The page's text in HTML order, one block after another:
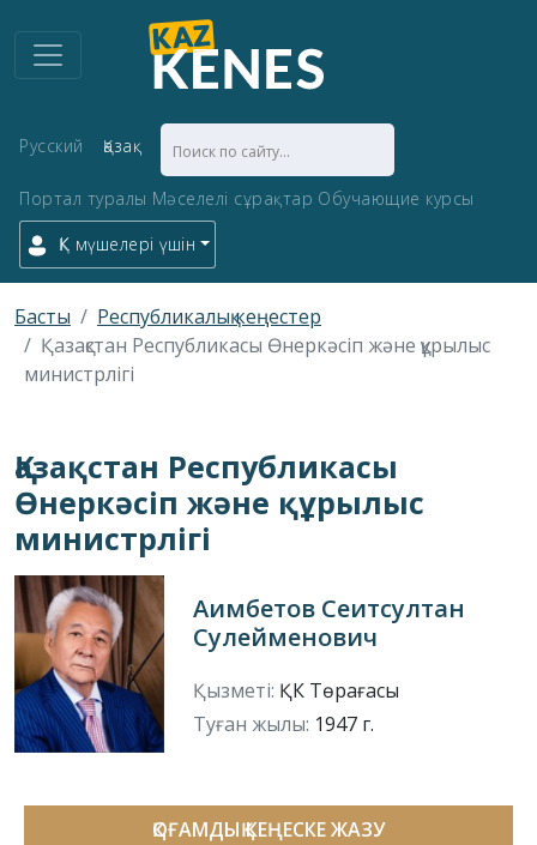
Русский Қазақ
Портал туралы Мәселелі сұрақтар Обучающие курсы
ҚК мүшелері үшін
Басты
Республикалық кеңестер
Қазақстан Республикасы Өнеркәсіп және құрылыс
министрлігі
Қазақстан Республикасы
Өнеркәсіп және құрылыс
министрлігі
Аимбетов Сеитсултан
Сулейменович
Қызметі: ҚК Төрағасы
Туған жылы: 1947 г.
ҚОҒАМДЫҚ КЕҢЕСКЕ ЖАЗУ